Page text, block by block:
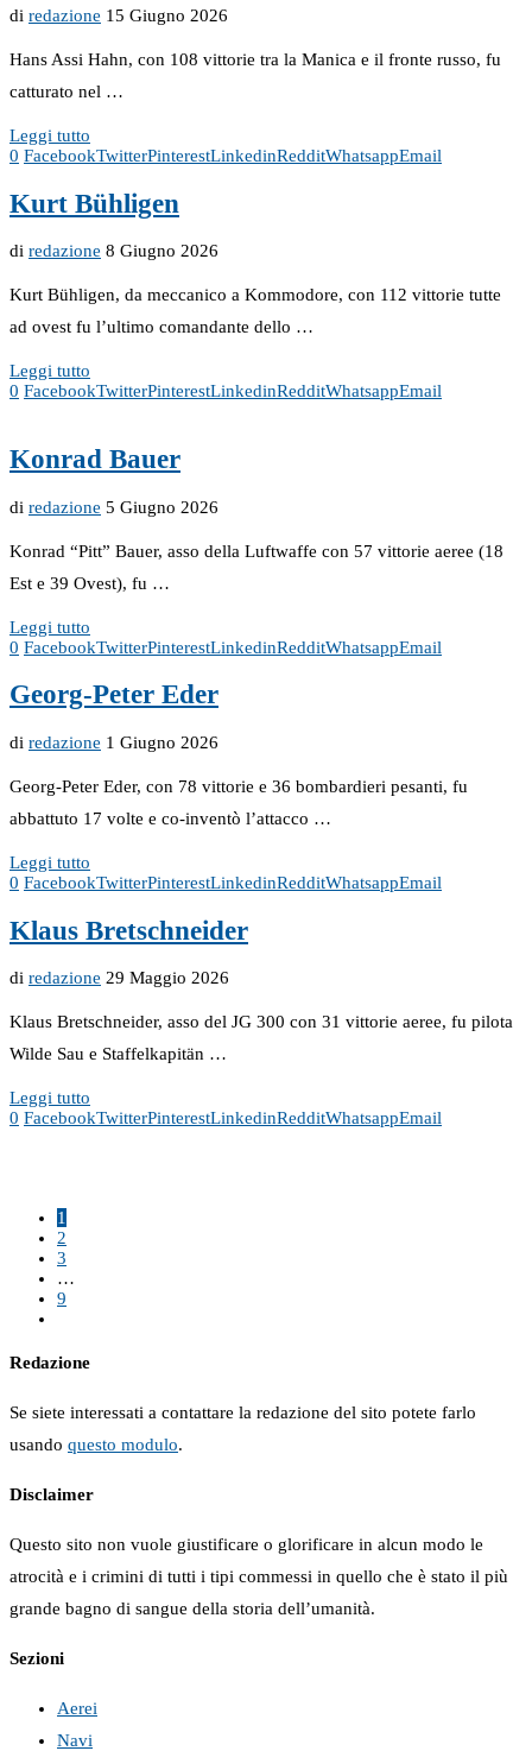
di redazione 15 Giugno 2026
Hans Assi Hahn, con 108 vittorie tra la Manica e il fronte russo, fu
catturato nel …
Leggi tutto
0 FacebookTwitterPinterestLinkedinRedditWhatsappEmail
Kurt Bühligen
di redazione 8 Giugno 2026
Kurt Bühligen, da meccanico a Kommodore, con 112 vittorie tutte
ad ovest fu l’ultimo comandante dello …
Leggi tutto
0 FacebookTwitterPinterestLinkedinRedditWhatsappEmail
Konrad Bauer
di redazione 5 Giugno 2026
Konrad “Pitt” Bauer, asso della Luftwaffe con 57 vittorie aeree (18
Est e 39 Ovest), fu …
Leggi tutto
0 FacebookTwitterPinterestLinkedinRedditWhatsappEmail
Georg-Peter Eder
di redazione 1 Giugno 2026
Georg-Peter Eder, con 78 vittorie e 36 bombardieri pesanti, fu
abbattuto 17 volte e co-inventò l’attacco …
Leggi tutto
0 FacebookTwitterPinterestLinkedinRedditWhatsappEmail
Klaus Bretschneider
di redazione 29 Maggio 2026
Klaus Bretschneider, asso del JG 300 con 31 vittorie aeree, fu pilota
Wilde Sau e Staffelkapitän …
Leggi tutto
0 FacebookTwitterPinterestLinkedinRedditWhatsappEmail
1
2
3
…
9
Redazione
Se siete interessati a contattare la redazione del sito potete farlo
usando questo modulo.
Disclaimer
Questo sito non vuole giustificare o glorificare in alcun modo le
atrocità e i crimini di tutti i tipi commessi in quello che è stato il più
grande bagno di sangue della storia dell’umanità.
Sezioni
Aerei
Navi